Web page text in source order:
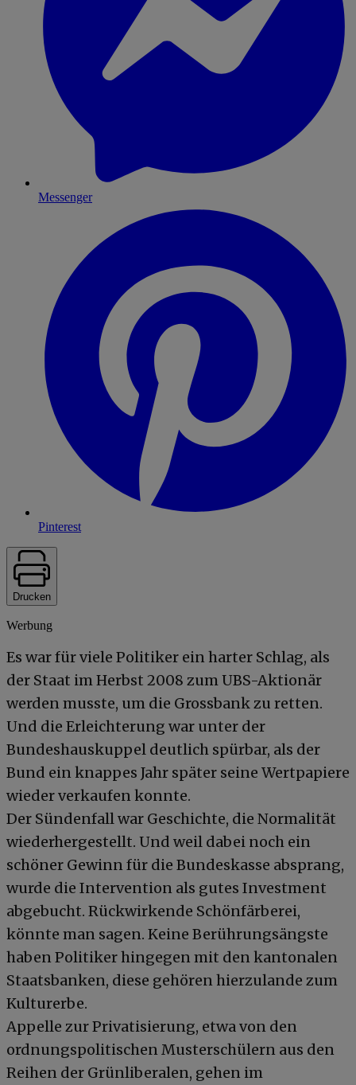
Messenger
Pinterest
Drucken
Werbung
Es war für viele Politiker ein harter Schlag, als
der Staat im Herbst 2008 zum UBS-Aktionär
werden musste, um die Grossbank zu retten.
Und die Erleichterung war unter der
Bundeshauskuppel deutlich spürbar, als der
Bund ein knappes Jahr später seine Wertpapiere
wieder verkaufen konnte.
Der Sündenfall war Geschichte, die Normalität
wiederhergestellt. Und weil dabei noch ein
schöner Gewinn für die Bundeskasse absprang,
wurde die Intervention als gutes Investment
abgebucht. Rückwirkende Schönfärberei,
könnte man sagen. Keine Berührungsängste
haben Politiker hingegen mit den kantonalen
Staatsbanken, diese gehören hierzulande zum
Kulturerbe.
Appelle zur Privatisierung, etwa von den
ordnungspolitischen Musterschülern aus den
Reihen der Grünliberalen, gehen im